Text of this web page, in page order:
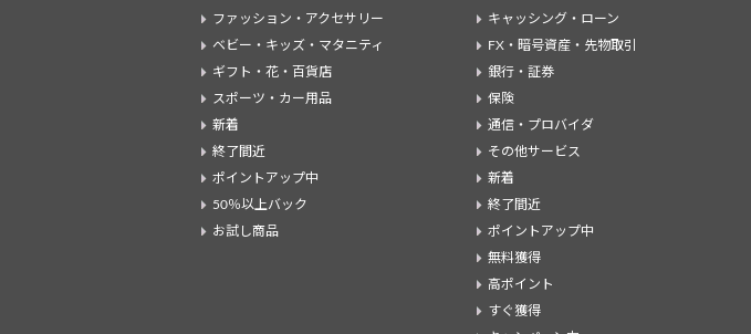
ファッション・アクセサリー
ベビー・キッズ・マタニティ
ギフト・花・百貨店
スポーツ・カー用品
新着
終了間近
ポイントアップ中
50％以上バック
お試し商品
キャッシング・ローン
FX・暗号資産・先物取引
銀行・証券
保険
通信・プロバイダ
その他サービス
新着
終了間近
ポイントアップ中
無料獲得
高ポイント
すぐ獲得